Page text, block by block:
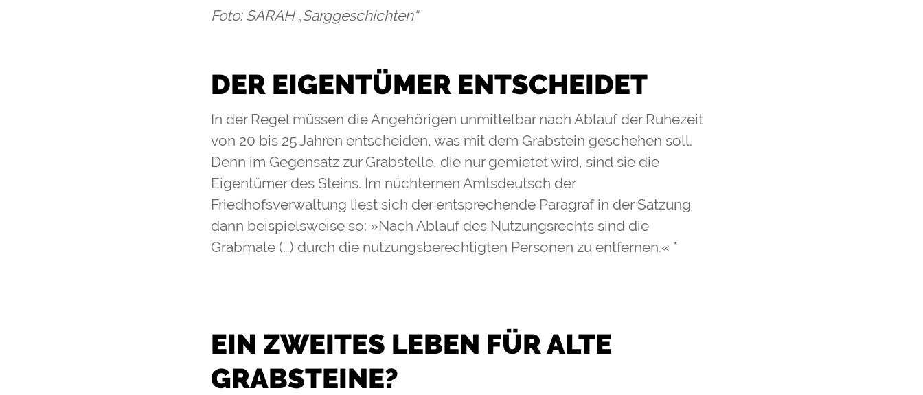
Foto: SARAH „Sarggeschichten“
DER EIGENTÜMER ENTSCHEIDET
In der Regel müssen die Angehörigen unmittelbar nach Ablauf der Ruhezeit
von 20 bis 25 Jahren entscheiden, was mit dem Grabstein geschehen soll.
Denn im Gegensatz zur Grabstelle, die nur gemietet wird, sind sie die
Eigentümer des Steins. Im nüchternen Amtsdeutsch der
Friedhofsverwaltung liest sich der entsprechende Paragraf in der Satzung
dann beispielsweise so: »Nach Ablauf des Nutzungsrechts sind die
Grabmale (…) durch die nutzungsberechtigten Personen zu entfernen.« *
EIN ZWEITES LEBEN FÜR ALTE
GRABSTEINE?